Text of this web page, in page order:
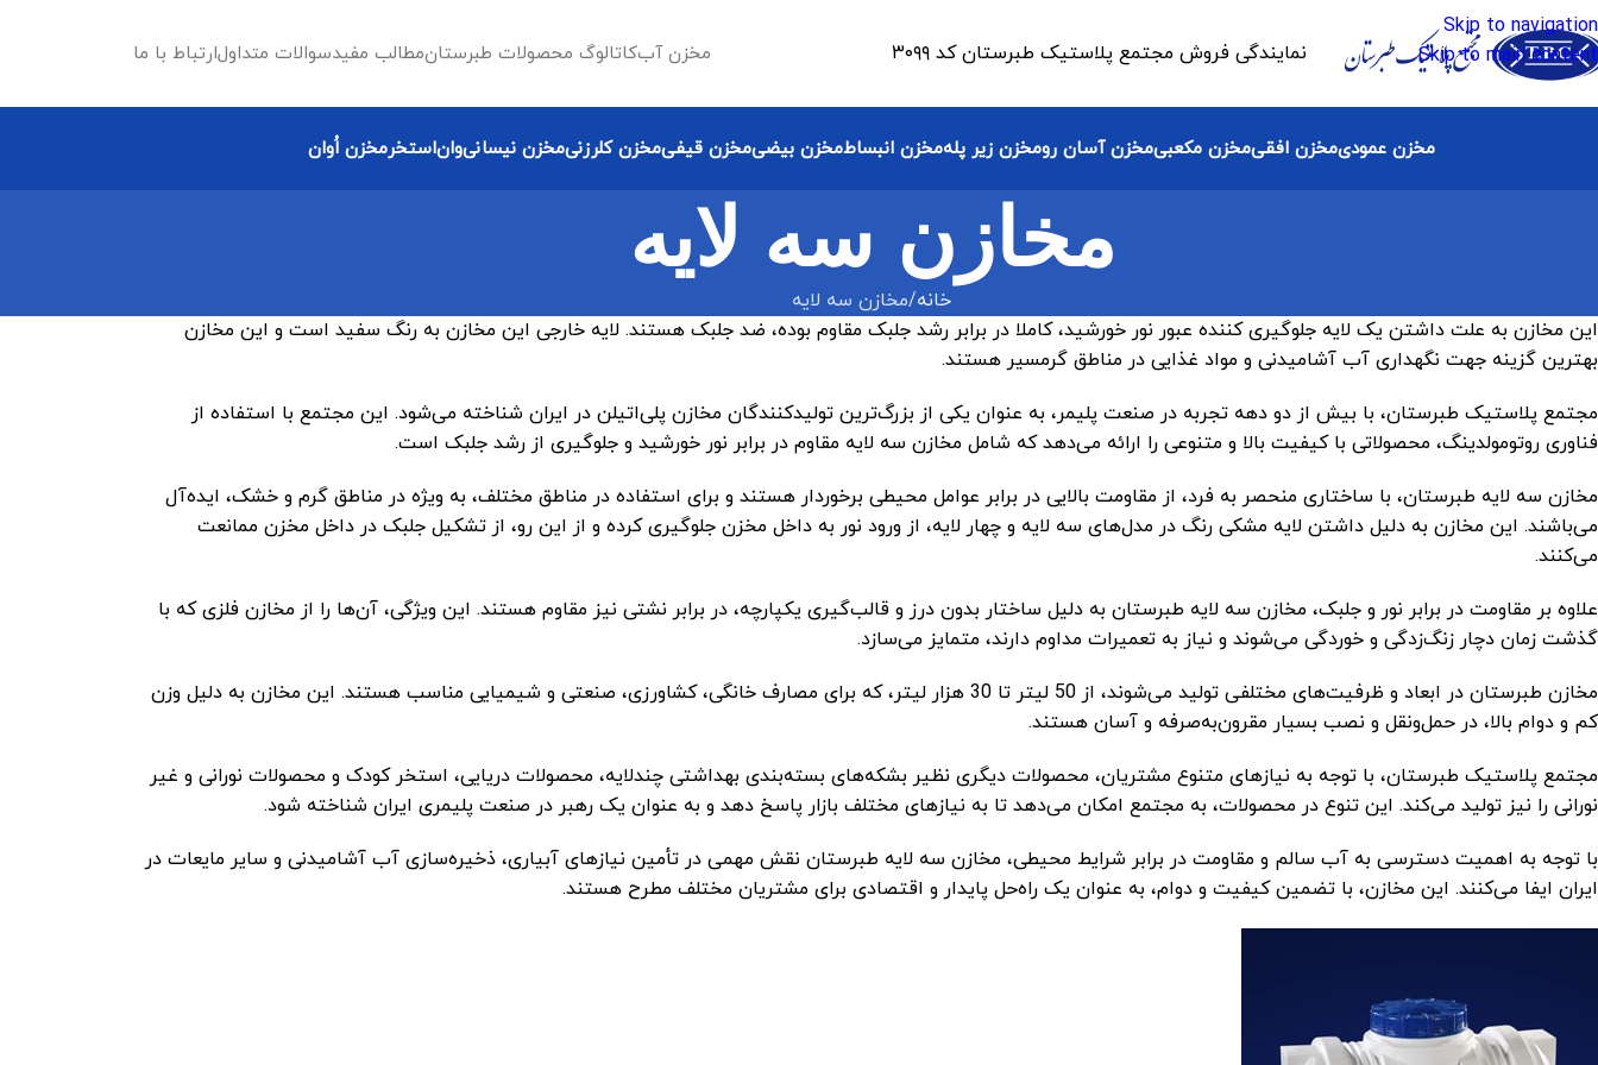
Skip to navigation
Skip to main content
نمایندگی فروش مجتمع پلاستیک طبرستان کد ۳۰۹۹ مخزن آبکاتالوگ محصولات طبرستانمطالب مفیدسوالات متداولارتباط با ما
مخزن عمودیمخزن افقیمخزن مکعبیمخزن آسان رومخزن زیر پلهمخزن انبساطمخزن بیضیمخزن قیفیمخزن کلرزنیمخزن نیسانیواناستخرمخزن اُوان
مخازن سه لایه
خانه مخازن سه لایه
این مخازن به علت داشتن یک لایه جلوگیری کننده عبور نور خورشید، کاملا در برابر رشد جلبک مقاوم بوده، ضد جلبک هستند. لایه خارجی این مخازن به رنگ سفید است و این مخازن
بهترین گزینه جهت نگهداری آب آشامیدنی و مواد غذایی در مناطق گرمسیر هستند.
مجتمع پلاستیک طبرستان، با بیش از دو دهه تجربه در صنعت پلیمر، به عنوان یکی از بزرگ‌ترین تولیدکنندگان مخازن پلی‌اتیلن در ایران شناخته می‌شود. این مجتمع با استفاده از
فناوری روتومولدینگ، محصولاتی با کیفیت بالا و متنوعی را ارائه می‌دهد که شامل مخازن سه لایه مقاوم در برابر نور خورشید و جلوگیری از رشد جلبک است.
مخازن سه لایه طبرستان، با ساختاری منحصر به فرد، از مقاومت بالایی در برابر عوامل محیطی برخوردار هستند و برای استفاده در مناطق مختلف، به ویژه در مناطق گرم و خشک، ایده‌آل
می‌باشند. این مخازن به دلیل داشتن لایه مشکی رنگ در مدل‌های سه لایه و چهار لایه، از ورود نور به داخل مخزن جلوگیری کرده و از این رو، از تشکیل جلبک در داخل مخزن ممانعت
می‌کنند.
علاوه بر مقاومت در برابر نور و جلبک، مخازن سه لایه طبرستان به دلیل ساختار بدون درز و قالب‌گیری یکپارچه، در برابر نشتی نیز مقاوم هستند. این ویژگی، آن‌ها را از مخازن فلزی که با
گذشت زمان دچار زنگ‌زدگی و خوردگی می‌شوند و نیاز به تعمیرات مداوم دارند، متمایز می‌سازد.
مخازن طبرستان در ابعاد و ظرفیت‌های مختلفی تولید می‌شوند، از 50 لیتر تا 30 هزار لیتر، که برای مصارف خانگی، کشاورزی، صنعتی و شیمیایی مناسب هستند. این مخازن به دلیل وزن
کم و دوام بالا، در حمل‌ونقل و نصب بسیار مقرون‌به‌صرفه و آسان هستند.
مجتمع پلاستیک طبرستان، با توجه به نیازهای متنوع مشتریان، محصولات دیگری نظیر بشکه‌های بسته‌بندی بهداشتی چندلایه، محصولات دریایی، استخر کودک و محصولات نورانی و غیر
نورانی را نیز تولید می‌کند. این تنوع در محصولات، به مجتمع امکان می‌دهد تا به نیازهای مختلف بازار پاسخ دهد و به عنوان یک رهبر در صنعت پلیمری ایران شناخته شود.
با توجه به اهمیت دسترسی به آب سالم و مقاومت در برابر شرایط محیطی، مخازن سه لایه طبرستان نقش مهمی در تأمین نیازهای آبیاری، ذخیره‌سازی آب آشامیدنی و سایر مایعات در
ایران ایفا می‌کنند. این مخازن، با تضمین کیفیت و دوام، به عنوان یک راه‌حل پایدار و اقتصادی برای مشتریان مختلف مطرح هستند.